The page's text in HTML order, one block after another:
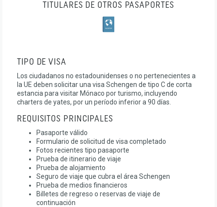
TITULARES DE OTROS PASAPORTES
TIPO DE VISA
Los ciudadanos no estadounidenses o no pertenecientes a
la UE deben solicitar una visa Schengen de tipo C de corta
estancia para visitar Mónaco por turismo, incluyendo
charters de yates, por un período inferior a 90 días.
REQUISITOS PRINCIPALES
Pasaporte válido
Formulario de solicitud de visa completado
Fotos recientes tipo pasaporte
Prueba de itinerario de viaje
Prueba de alojamiento
Seguro de viaje que cubra el área Schengen
Prueba de medios financieros
Billetes de regreso o reservas de viaje de
continuación